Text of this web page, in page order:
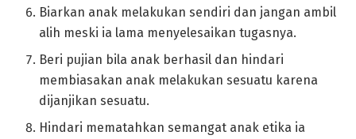
Biarkan anak melakukan sendiri dan jangan ambil
alih meski ia lama menyelesaikan tugasnya.
Beri pujian bila anak berhasil dan hindari
membiasakan anak melakukan sesuatu karena
dijanjikan sesuatu.
Hindari mematahkan semangat anak etika ia